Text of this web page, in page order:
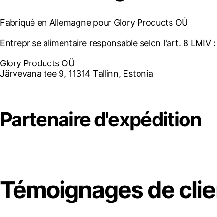
Fabriqué en Allemagne pour Glory Products OÜ
Entreprise alimentaire responsable selon l'art. 8 LMIV :
Glory Products OÜ
Järvevana tee 9, 11314 Tallinn, Estonia
Partenaire d'expédition
Témoignages de